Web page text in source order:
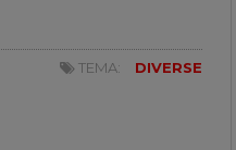
TEMA: DIVERSE